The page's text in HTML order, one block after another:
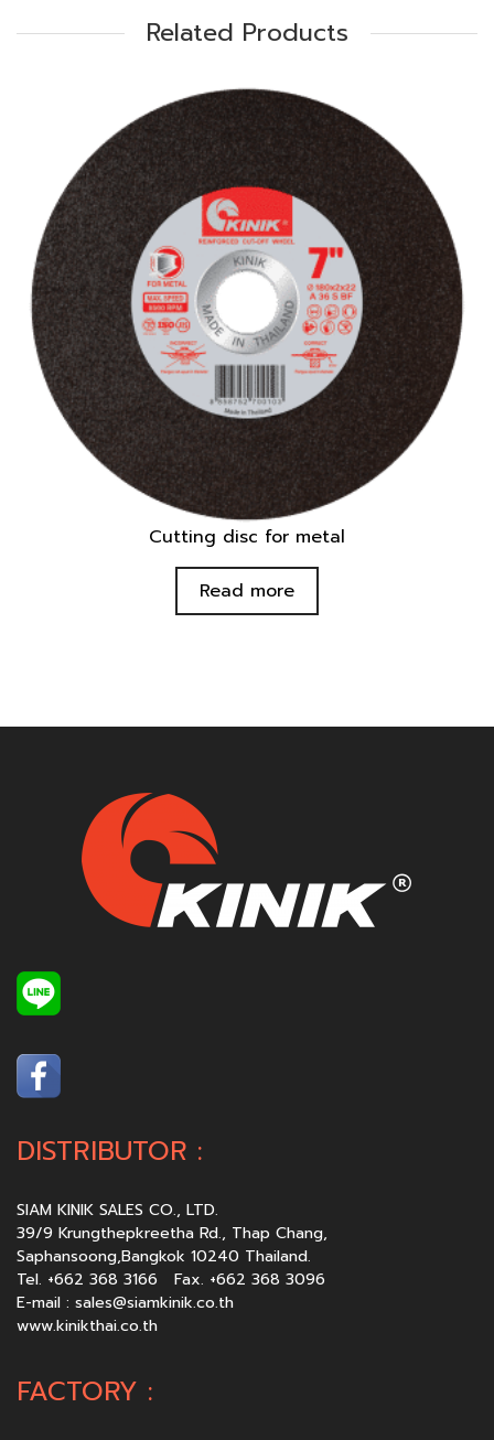
Related Products
Cutting disc for metal
Read more
DISTRIBUTOR :
SIAM KINIK SALES CO., LTD.
39/9 Krungthepkreetha Rd., Thap Chang,
Saphansoong,Bangkok 10240 Thailand.
Tel. +662 368 3166 Fax. +662 368 3096
E-mail : sales@siamkinik.co.th
www.kinikthai.co.th
FACTORY :